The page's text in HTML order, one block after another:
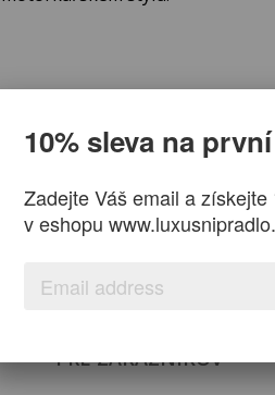
více zaoblené postavě. Jsou
botami. Dále si můžete
zvolte tu správně
zdůraznit pas, tedy mít v
vhodnější volbou jsou široké
PRE ZÁKAZNÍKOV
10% sleva na
Zadejte Váš email a
v eshopu